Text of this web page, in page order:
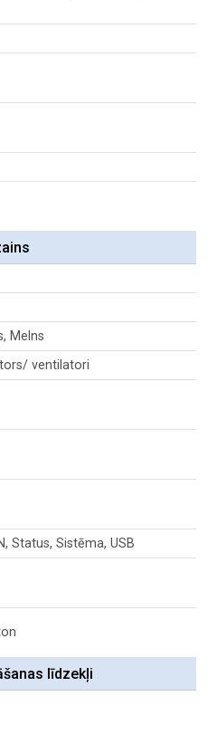
Melns
ventilatori
Status, Sistēma, USB
līdzekļi